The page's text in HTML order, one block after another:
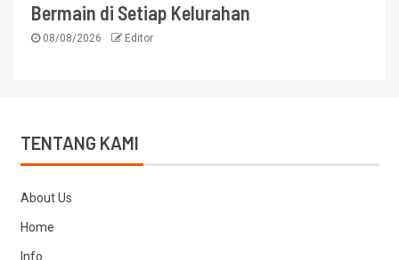
Bermain di Setiap Kelurahan
08/08/2026 Editor
TENTANG KAMI
About Us
Home
Info